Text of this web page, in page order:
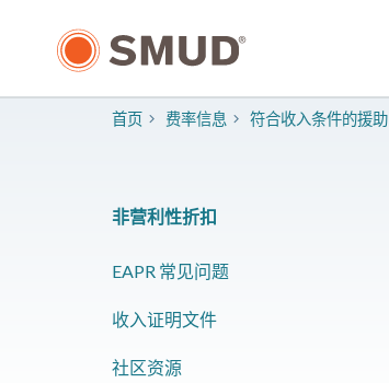
首页 费率信息 符合收入条件的援助
非营利性折扣
EAPR 常见问题
收入证明文件
社区资源